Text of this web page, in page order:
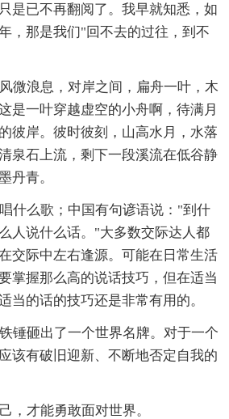
是已不再翻阅了。我早就知悉，如
，那是我们"回不去的过往，到不
微浪息，对岸之间，扁舟一叶，木
是一叶穿越虚空的小舟啊，待满月
彼岸。彼时彼刻，山高水月，水落
泉石上流，剩下一段溪流在低谷静
丹青。
什么歌；中国有句谚语说："到什
人说什么话。"大多数交际达人都
交际中左右逢源。可能在日常生活
掌握那么高的说话技巧，但在适当
当的话的技巧还是非常有用的。
锤砸出了一个世界名牌。对于一个
该有破旧迎新、不断地否定自我的
，才能勇敢面对世界。